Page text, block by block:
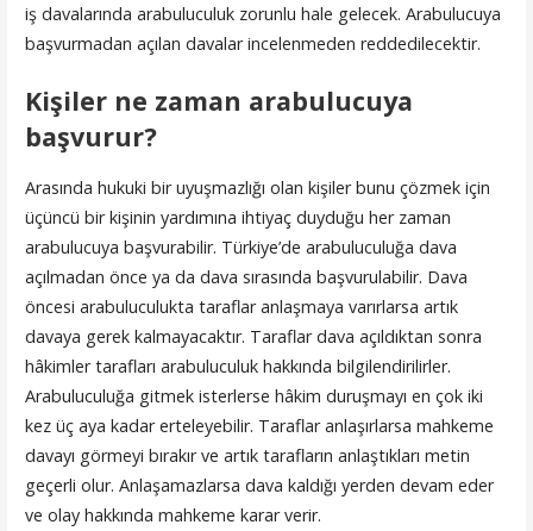
iş davalarında arabuluculuk zorunlu hale gelecek. Arabulucuya
başvurmadan açılan davalar incelenmeden reddedilecektir.
Kişiler ne zaman arabulucuya
başvurur?
Arasında hukuki bir uyuşmazlığı olan kişiler bunu çözmek için
üçüncü bir kişinin yardımına ihtiyaç duyduğu her zaman
arabulucuya başvurabilir. Türkiye’de arabuluculuğa dava
açılmadan önce ya da dava sırasında başvurulabilir. Dava
öncesi arabuluculukta taraflar anlaşmaya varırlarsa artık
davaya gerek kalmayacaktır. Taraflar dava açıldıktan sonra
hâkimler tarafları arabuluculuk hakkında bilgilendirilirler.
Arabuluculuğa gitmek isterlerse hâkim duruşmayı en çok iki
kez üç aya kadar erteleyebilir. Taraflar anlaşırlarsa mahkeme
davayı görmeyi bırakır ve artık tarafların anlaştıkları metin
geçerli olur. Anlaşamazlarsa dava kaldığı yerden devam eder
ve olay hakkında mahkeme karar verir.